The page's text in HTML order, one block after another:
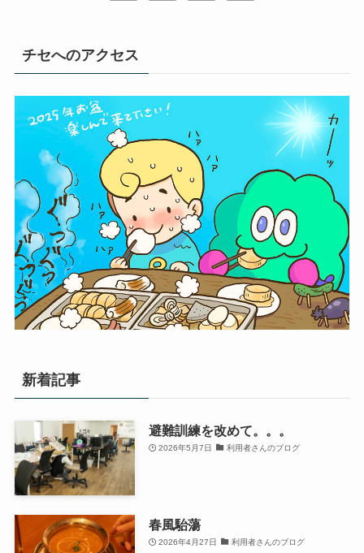
チセへのアクセス
新着記事
避難訓練を改めて。。。
2026年5月7日 利用者さんのブログ
春風駘蕩
2026年4月27日 利用者さんのブログ